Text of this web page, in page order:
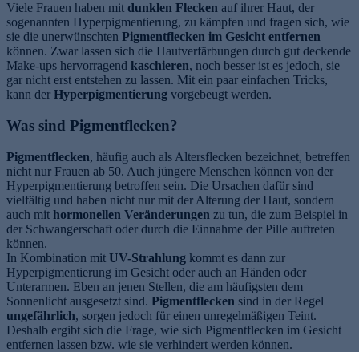
Viele Frauen haben mit dunklen Flecken auf ihrer Haut, der
sogenannten Hyperpigmentierung, zu kämpfen und fragen sich, wie
sie die unerwünschten Pigmentflecken im Gesicht entfernen
können. Zwar lassen sich die Hautverfärbungen durch gut deckende
Make-ups hervorragend kaschieren, noch besser ist es jedoch, sie
gar nicht erst entstehen zu lassen. Mit ein paar einfachen Tricks,
kann der Hyperpigmentierung vorgebeugt werden.
Was sind Pigmentflecken?
Pigmentflecken, häufig auch als Altersflecken bezeichnet, betreffen
nicht nur Frauen ab 50. Auch jüngere Menschen können von der
Hyperpigmentierung betroffen sein. Die Ursachen dafür sind
vielfältig und haben nicht nur mit der Alterung der Haut, sondern
auch mit hormonellen Veränderungen zu tun, die zum Beispiel in
der Schwangerschaft oder durch die Einnahme der Pille auftreten
können.
In Kombination mit UV-Strahlung kommt es dann zur
Hyperpigmentierung im Gesicht oder auch an Händen oder
Unterarmen. Eben an jenen Stellen, die am häufigsten dem
Sonnenlicht ausgesetzt sind. Pigmentflecken sind in der Regel
ungefährlich, sorgen jedoch für einen unregelmäßigen Teint.
Deshalb ergibt sich die Frage, wie sich Pigmentflecken im Gesicht
entfernen lassen bzw. wie sie verhindert werden können.